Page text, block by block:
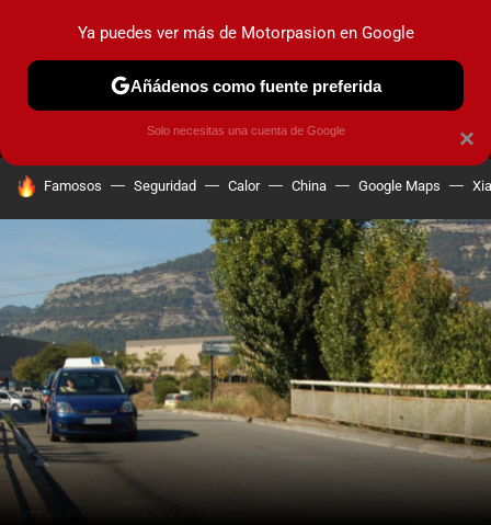
MENÚ NUEVO
COCHES ELÉCTRICOS OBSERVATORIO
HOY SE HABLA DE
Famosos Seguridad Calor China Google Maps
×
Ya puedes ver más de Motorpasion en Google
Añádenos como fuente preferida
Solo necesitas una cuenta de Google